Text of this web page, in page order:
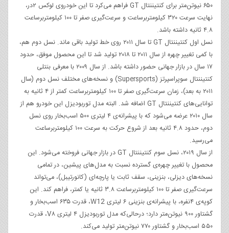
۶۵۰ نیوتن‌متر برای کنتیننتال GT فراهم می‌کرد تا این خودروی لوکس ۲‌در،
نهایت سرعت ۳۲۰ کیلومتربرساعت و سرعت‌گیری صفر تا ۱۰۰ کیلومتربرساعت
۴.۸ ثانیه داشته باشد.
نسل اول کنتیننتال GT تا سال ۲۰۱۱ روی خط تولید باقی ماند. نسل دوم هم،
با کمی تغییر چهره از سال ۲۰۱۱ تا ۲۰۱۸ تولید شد تا این محصول موفق، حدود
۱۷ سال در بازار جهانی حضور داشته باشد. از سال ۲۰۰۹ با معرفی بنتلی
کنتیننتال سوپراسپرتز (Supersports) و نسخه‌های مختلف نسل دوم (سال
۲۰۱۱ به بعد)، زمان‌ سرعت‌گیری صفر تا ۱۰۰ کیلومتربرساعت کمتر از ۴ ثانیه به
توانایی‌های کنتیننتال GT اضافه شد. البته مدل توربودیزل این خودرو هم از
سال ۲۰۱۰ عرضه می‌شود که با پیشرانه‌ی ۴ لیتری ۵۰۰ اسب‌بخار روی نسل
دوم، حدود ۴.۸ ثانیه بعد از شروع حرکت به سرعت ۱۰۰ کیلومتربرساعت
می‌رسید.
از سال ۲۰۱۹، نسل سوم کنتیننتال GT در بازار جهانی فروخته می‌شود. این
محصول با تغییر چهره‌ی گسترده نسبت به مدل‌های پیشین، در تمامی
نسخه‌های دیزلی، بنزینی، سقف ثابت یا پارچه‌ای (کانورتیبل)، می‌تواند
سرعت‌گیری صفر تا ۱۰۰ کیلومتربرساعت ۳.۸ ثانیه یا کمتر، فراهم کند. این
کوپه‌ی ۴‌نفره، با پیشرانه‌ی بنزینی ۶ لیتری W12، قدرت ۶۳۵ اسب‌بخار و
گشتاور ۹۰۰ نیوتن‌متر دارد؛ درحالی‌که مدل توربودیزل ۴ لیتری V۸، قدرت
۵۵۰ اسب‌بخار و گشتاور ۷۷۰ نیوتن‌متر تولید می‌کند.